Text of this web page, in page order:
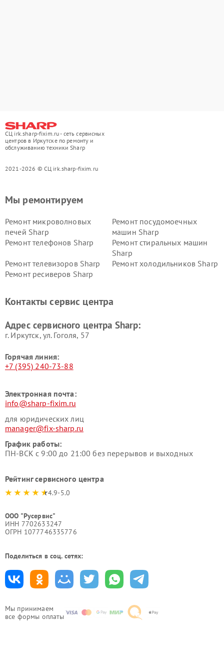
СЦ irk.sharp-fixim.ru - сеть сервисных
центров в Иркутске по ремонту и
обслуживанию техники Sharp
2021-2026 © СЦ irk.sharp-fixim.ru
Мы принимаем
все формы оплаты
Мы ремонтируем
Ремонт микроволновых
печей Sharp
Ремонт посудомоечных
машин Sharp
Ремонт телефонов Sharp
Ремонт стиральных машин
Sharp
Ремонт телевизоров Sharp
Ремонт холодильников Sharp
Ремонт ресиверов Sharp
Контакты сервис центра
Адрес сервисного центра Sharp:
г. Иркутск, ул. ​Гоголя, 57
Горячая линия:
+7 (395) 240-73-88
Электронная почта:
info@sharp-fixim.ru
для юридических лиц
manager@fix-sharp.ru
График работы:
ПН-ВСК с 9:00 до 21:00 без перерывов и выходных
Рейтинг сервисного центра
4.9-5.0
ООО "Русервис"
ИНН 7702633247
ОГРН 1077746335776
Поделиться в соц. сетях: